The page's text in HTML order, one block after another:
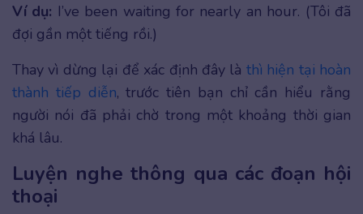
Ví dụ: I’ve been waiting for nearly an hour. (Tôi đã
đợi gần một tiếng rồi.)
Thay vì dừng lại để xác định đây là thì hiện tại hoàn
thành tiếp diễn, trước tiên bạn chỉ cần hiểu rằng
người nói đã phải chờ trong một khoảng thời gian
khá lâu.
Luyện nghe thông qua các đoạn hội
thoại